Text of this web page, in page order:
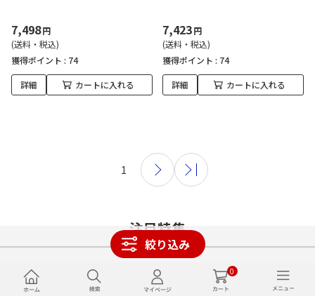
0
絞り込み
7,498円
(送料・税込)
獲得ポイント : 74
詳細 カートに入れる
7,423円
(送料・税込)
獲得ポイント : 74
詳細 カートに入れる
1
注目特集